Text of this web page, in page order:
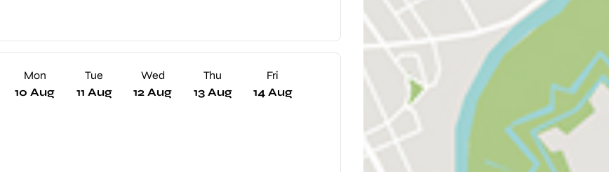
Mon
10 Aug
Tue
11 Aug
Wed
12 Aug
Thu
13 Aug
Fri
14 Aug